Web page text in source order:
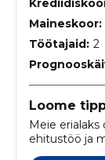
Maineskoor:
Töötajaid: 2
Loome
Meie
ehitustöö ja